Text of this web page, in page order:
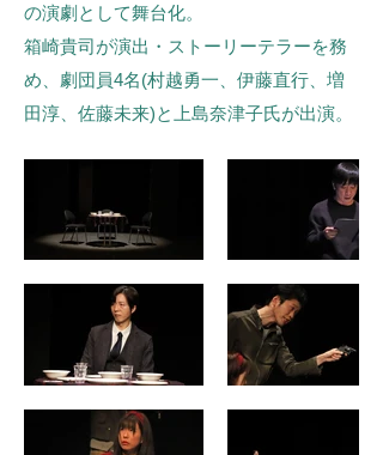
の演劇として舞台化。
箱崎貴司が演出・ストーリーテラーを務
め、劇団員4名(村越勇一、伊藤直行、増
田淳、佐藤未来)と上島奈津子氏が出演。